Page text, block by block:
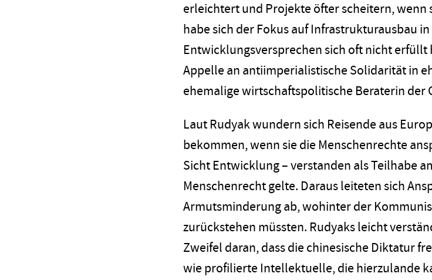
erleichtert und Projekte öfter scheitern,
habe sich der Fokus auf Infrastrukturausbau
Entwicklungsversprechen sich oft nicht
Appelle an antiimperialistische Solidarität in
ehemalige wirtschaftspolitische Beraterin der
Laut Rudyak wundern sich Reisende aus
bekommen, wenn sie die Menschenrechte
Sicht Entwicklung – verstanden als Teilhabe
Menschenrecht gelte. Daraus leiteten sich
Armutsminderung ab, wohinter der
zurückstehen müssten. Rudyaks leicht
Zweifel daran, dass die chinesische Diktatur
wie profilierte Intellektuelle, die hierzulande